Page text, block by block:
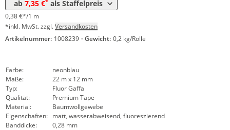
ab 7,35 € als Staffelpreis
0,38 €*/1 m
*inkl. MwSt. zzgl.Versandkosten
Artikelnummer: 1008239 · Gewicht: 0,2 kg/Rolle
Farbe:
neonblau
Maße:
22 m x 12 mm
Typ:
Fluor Gaffa
Qualität:
Premium Tape
Material:
Baumwollgewebe
Eigenschaften: matt, wasserabweisend, fluoreszierend
Banddicke:
0,28 mm